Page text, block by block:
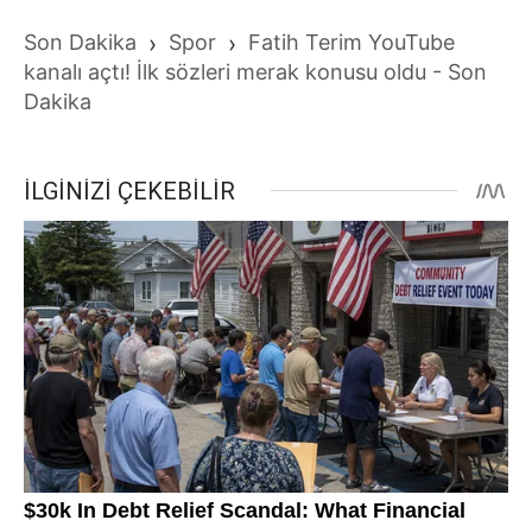
Son Dakika › Spor › Fatih Terim YouTube
kanalı açtı! İlk sözleri merak konusu oldu - Son
Dakika